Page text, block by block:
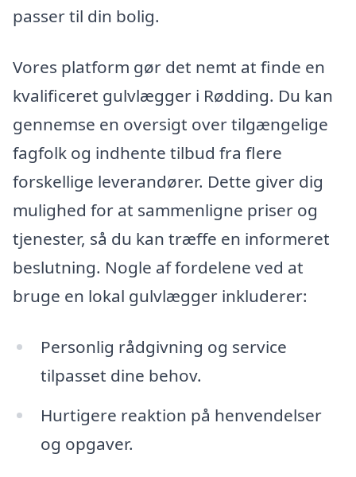
passer til din bolig.
Vores platform gør det nemt at finde en
kvalificeret gulvlægger i Rødding. Du kan
gennemse en oversigt over tilgængelige
fagfolk og indhente tilbud fra flere
forskellige leverandører. Dette giver dig
mulighed for at sammenligne priser og
tjenester, så du kan træffe en informeret
beslutning. Nogle af fordelene ved at
bruge en lokal gulvlægger inkluderer:
Personlig rådgivning og service
tilpasset dine behov.
Hurtigere reaktion på henvendelser
og opgaver.